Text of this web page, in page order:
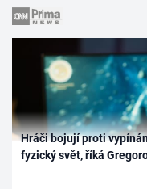
Hráči bojují proti
fyzický svět, říká